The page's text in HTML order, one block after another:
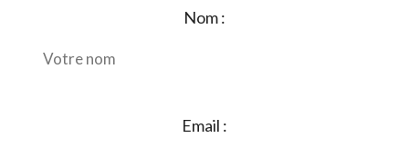
Nom :
Email :